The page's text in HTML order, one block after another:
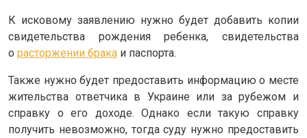
К исковому заявлению нужно будет добавить копии
свидетельства рождения ребенка, свидетельства
о расторжении брака и паспорта.
Также нужно будет предоставить информацию о месте
жительства ответчика в Украине или за рубежом и
справку о его доходе. Однако если такую ​​справку
получить невозможно, тогда суду нужно предоставить